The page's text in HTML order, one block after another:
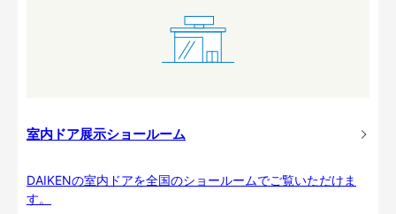
室内ドア展示ショールーム
DAIKENの室内ドアを全国のショールームでご覧いただけま
す。